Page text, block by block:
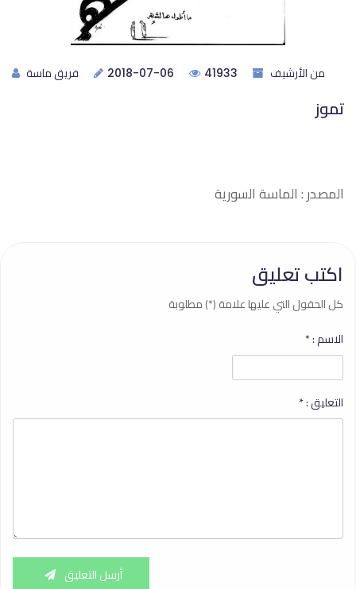
فريق ماسة 2018-07-06 41933 من الأرشيف
تموز
المصدر : الماسة السورية
اكتب تعليق
كل الحقول التي عليها علامة (*) مطلوبة
الاسم :*
التعليق :*
أرسل التعليق